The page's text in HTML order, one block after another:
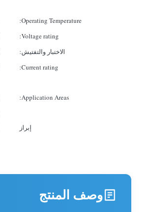
Operating Temperature:
Voltage rating:
الاختبار والتفتيش:
Current rating:
Application Areas:
إبراز
وصف المنتج